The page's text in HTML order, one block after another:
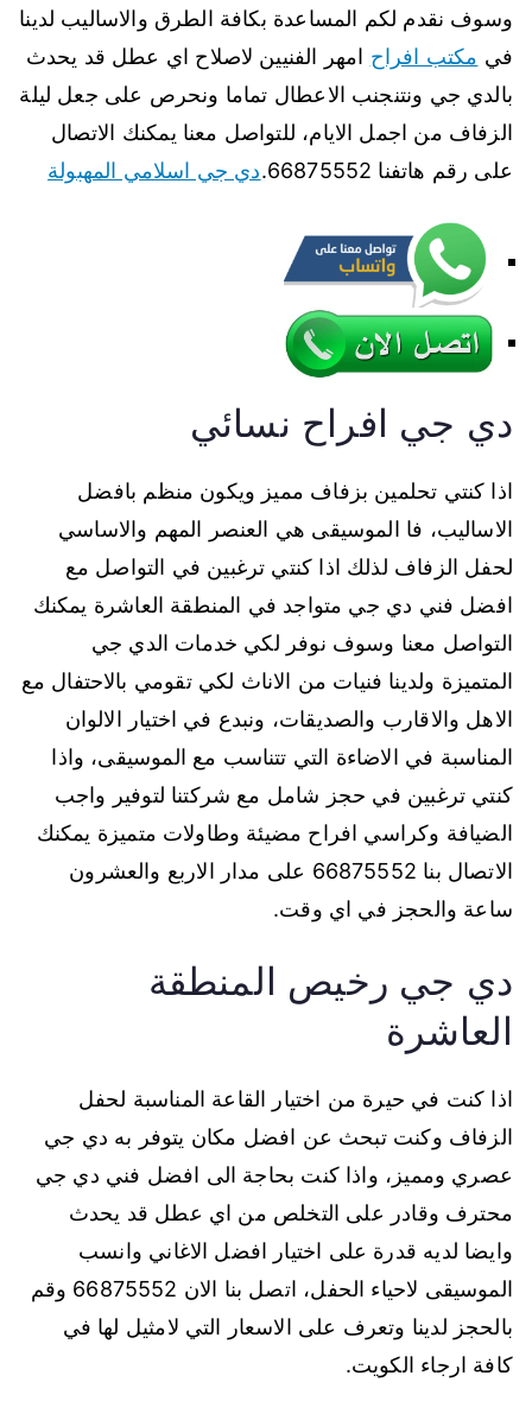
وسوف نقدم لكم المساعدة بكافة الطرق والاساليب لدينا
في مكتب افراح امهر الفنيين لاصلاح اي عطل قد يحدث
بالدي جي ونتنجنب الاعطال تماما ونحرص على جعل ليلة
الزفاف من اجمل الايام، للتواصل معنا يمكنك الاتصال
على رقم هاتفنا 66875552.
دي جي اسلامي المهبولة
دي جي افراح نسائي
اذا كنتي تحلمين بزفاف مميز ويكون منظم بافضل
الاساليب، فا الموسيقى هي العنصر المهم والاساسي
لحفل الزفاف لذلك اذا كنتي ترغبين في التواصل مع
افضل فني دي جي متواجد في المنطقة العاشرة يمكنك
التواصل معنا وسوف نوفر لكي خدمات الدي جي
المتميزة ولدينا فنيات من الاناث لكي تقومي بالاحتفال مع
الاهل والاقارب والصديقات، ونبدع في اختيار الالوان
المناسبة في الاضاءة التي تتناسب مع الموسيقى، واذا
كنتي ترغبين في حجز شامل مع شركتنا لتوفير واجب
الضيافة وكراسي افراح مضيئة وطاولات متميزة يمكنك
الاتصال بنا 66875552 على مدار الاربع والعشرون
ساعة والحجز في اي وقت.
دي جي رخيص المنطقة
العاشرة
اذا كنت في حيرة من اختيار القاعة المناسبة لحفل
الزفاف وكنت تبحث عن افضل مكان يتوفر به دي جي
عصري ومميز، واذا كنت بحاجة الى افضل فني دي جي
محترف وقادر على التخلص من اي عطل قد يحدث
وايضا لديه قدرة على اختيار افضل الاغاني وانسب
الموسيقى لاحياء الحفل، اتصل بنا الان 66875552 وقم
بالحجز لدينا وتعرف على الاسعار التي لامثيل لها في
كافة ارجاء الكويت.